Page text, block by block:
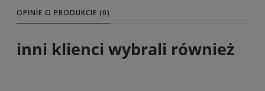
OPINIE O PRODUKCIE (0)
inni klienci wybrali również